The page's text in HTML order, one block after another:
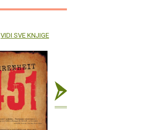
VIDI SVE KNJIGE